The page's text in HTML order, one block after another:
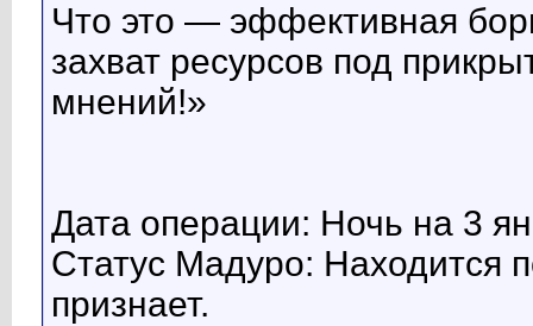
Что это — эффективная
захват ресурсов под
мнений!»
Дата операции: Ночь на 3
Статус Мадуро: Находится
признает.